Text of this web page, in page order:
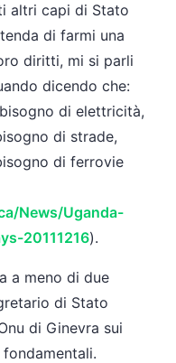
altri capi di Stato
di farmi una
diritti, mi si parli
dicendo che:
di elettricità,
di strade,
di ferrovie
News/Uganda-
20111216).
a meno di due
di Stato
di Ginevra sui